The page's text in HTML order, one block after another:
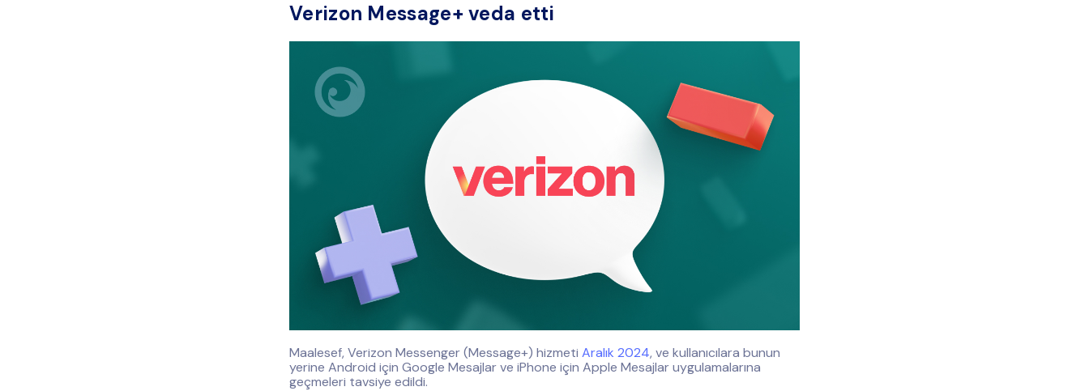
Verizon Message+ veda etti
Maalesef, Verizon Messenger (Message+) hizmeti Aralık 2024, ve kullanıcılara bunun
yerine Android için Google Mesajlar ve iPhone için Apple Mesajlar uygulamalarına
geçmeleri tavsiye edildi.